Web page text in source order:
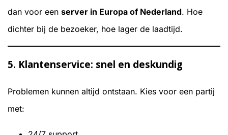
dan voor een server in Europa of Nederland. Hoe
dichter bij de bezoeker, hoe lager de laadtijd.
5. Klantenservice: snel en deskundig
Problemen kunnen altijd ontstaan. Kies voor een partij
met: